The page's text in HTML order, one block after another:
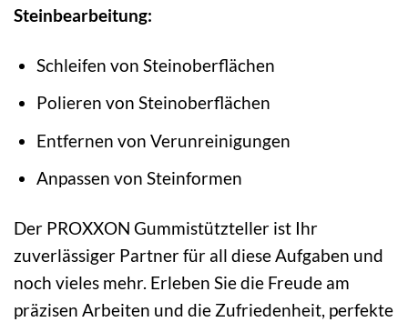
Steinbearbeitung:
Schleifen von Steinoberflächen
Polieren von Steinoberflächen
Entfernen von Verunreinigungen
Anpassen von Steinformen
Der PROXXON Gummistützteller ist Ihr
zuverlässiger Partner für all diese Aufgaben und
noch vieles mehr. Erleben Sie die Freude am
präzisen Arbeiten und die Zufriedenheit, perfekte